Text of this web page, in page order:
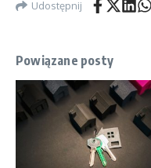
Udostępnij
Powiązane posty